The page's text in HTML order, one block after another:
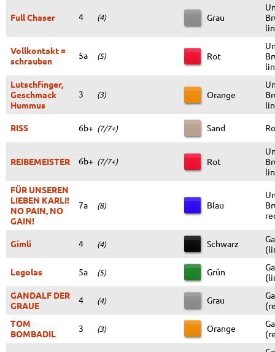
Full Chaser 4 (4) Grau
Vollkontakt =
schrauben
5a (5) Rot
Lutschfinger,
Geschmack
Hummus
3 (3) Orange
RISS 6b+ (7/7+) Sand
REIBEMEISTER 6b+ (7/7+) Rot
FÜR UNSEREN
LIEBEN KARLI!
NO PAIN, NO
GAIN!
7a (8) Blau
Gimli 4 (4) Schwarz
Legolas 5a (5) Grün
GANDALF DER
GRAUE
4 (4) Grau
TOM
BOMBADIL
3 (3) Orange